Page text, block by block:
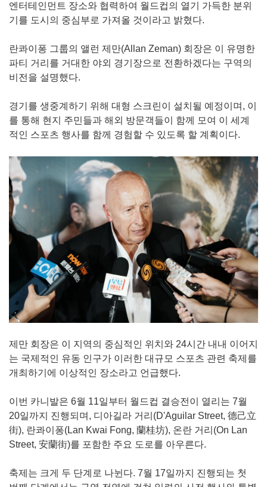
엔터테인먼트 장소와 협력하여 월드컵의 열기 가득한 분위
기를 도시의 중심부로 가져올 것이라고 밝혔다.
란콰이퐁 그룹의 앨런 제만(Allan Zeman) 회장은 이 유명한
파티 거리를 거대한 야외 경기장으로 전환하겠다는 구역의
비전을 설명했다.
경기를 생중계하기 위해 대형 스크린이 설치될 예정이며, 이
를 통해 현지 주민들과 해외 방문객들이 함께 모여 이 세계
적인 스포츠 행사를 함께 경험할 수 있도록 할 계획이다.
제만 회장은 이 지역의 중심적인 위치와 24시간 내내 이어지
는 국제적인 유동 인구가 이러한 대규모 스포츠 관련 축제를
개최하기에 이상적인 장소라고 언급했다.
이번 카니발은 6월 11일부터 월드컵 결승전이 열리는 7월
20일까지 진행되며, 디아길라 거리(D'Aguilar Street, 德己立
街), 란콰이퐁(Lan Kwai Fong, 蘭桂坊), 온란 거리(On Lan
Street, 安蘭街)를 포함한 주요 도로를 아우른다.
축제는 크게 두 단계로 나뉜다. 7월 17일까지 진행되는 첫